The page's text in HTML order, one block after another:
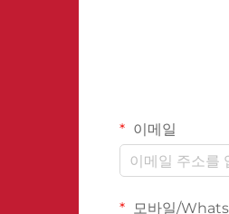
이메일
모바일/